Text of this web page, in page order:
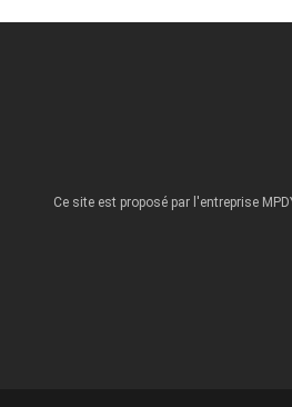
Ce site est proposé par l'entreprise